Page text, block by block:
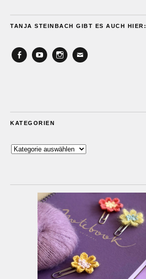
TANJA STEINBACH GIBT ES AUCH HIER:
KATEGORIEN
Kategorien